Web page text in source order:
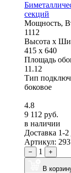
секций
Мощность,
1112
Высота x
415 x 640
Площадь
11.12
Тип
боковое
4.8
9 112 руб.
в наличии
Доставка 1-2
Артикул:
− 1 +
В